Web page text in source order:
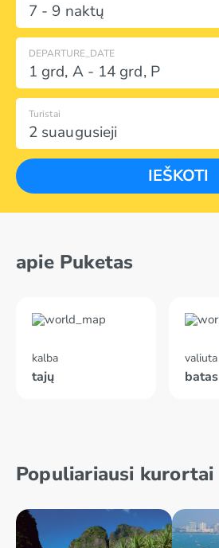
7 - 9 naktų
DEPARTURE_DATE
1 grd, A- 14 grd, P
2 suaugusieji
Turistai
IEŠKOTI
apie Puketas
kalba
tajų
valiuta
batas
Populiariausi kurortai